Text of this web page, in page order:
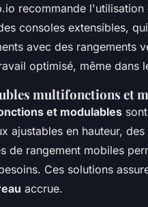
recommande
consoles extensibles,
avec des rangements
optimisé, même dans
multifonctions et
et modulables
ajustables en hauteur,
de rangement mobiles
Ces solutions
accrue.